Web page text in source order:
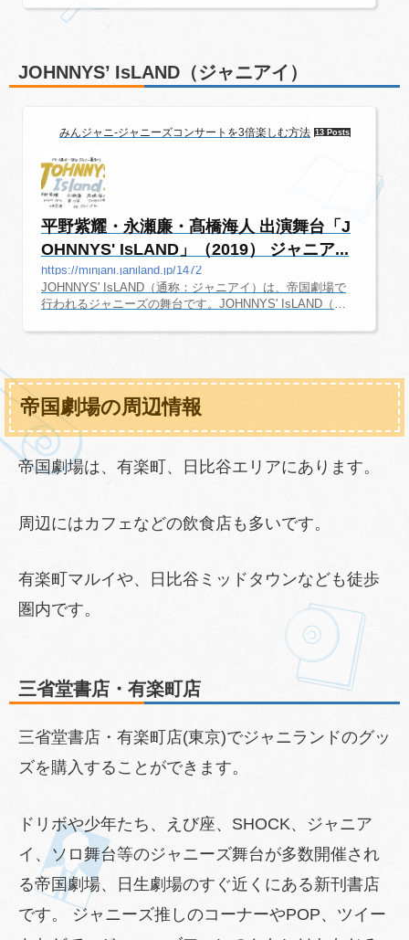
今から楽しみですね。ここでは、舞台初心者でも楽しめる
「DREAM BOYS(ドリボ)」オフィシャルサイト。［東京］
帝国劇場会場帝国劇場チケット代金全席指定・税込S席 12,
JOHNNYS’ IsLAND（ジャニアイ）
みんジャニ-ジャニーズコンサートを3倍楽しむ方法 13 Posts
平野紫耀・永瀬廉・髙橋海人 出演舞台「J
OHNNYS' IsLAND」（2019） ジャニア...
https://minjani.janiland.jp/1472
JOHNNYS' IsLAND（通称：ジャニアイ）は、帝国劇場で
行われるジャニーズの舞台です。JOHNNYS' IsLAND（ジ
ね。ここでは、初心者でも楽しめるように、舞台の情報を
LAND（ジャニアイ）オフィシャルサイト。帝国劇場会場帝
国劇場チケット代金S席 12,800円、A席10,000円、B席8,00
0円、C席6,000円（税込）出演者King & Prince（平野紫
耀、永瀬廉、髙橋海人...
帝国劇場の周辺情報
帝国劇場は、有楽町、日比谷エリアにあります。
周辺にはカフェなどの飲食店も多いです。
有楽町マルイや、日比谷ミッドタウンなども徒歩
圏内です。
三省堂書店・有楽町店
三省堂書店・有楽町店(東京)でジャニランドのグッ
ズを購入することができます。
ドリボや少年たち、えび座、SHOCK、ジャニア
イ、ソロ舞台等のジャニーズ舞台が多数開催され
る帝国劇場、日生劇場のすぐ近くにある新刊書店
です。 ジャニーズ推しのコーナーやPOP、ツイー